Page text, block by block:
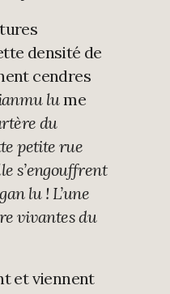
densité de
cendres
lume
du
petite rue
s’engouffrent
lu ! L’une
vivantes du
et viennent